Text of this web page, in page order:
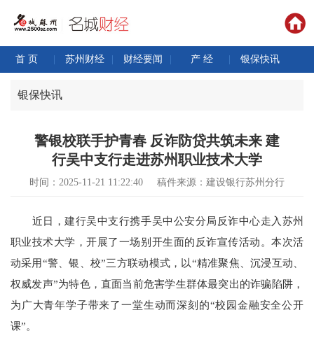
首 页 | 苏州财经 | 财经要闻 | 产 经 | 银保快讯
银保快讯
警银校联手护青春 反诈防贷共筑未来 建
行吴中支行走进苏州职业技术大学
时间：2025-11-21 11:22:40 稿件来源：建设银行苏州分行
近日，建行吴中支行携手吴中公安分局反诈中心走入苏州
职业技术大学，开展了一场别开生面的反诈宣传活动。本次活
动采用“警、银、校”三方联动模式，以“精准聚焦、沉浸互动、
权威发声”为特色，直面当前危害学生群体最突出的诈骗陷阱，
为广大青年学子带来了一堂生动而深刻的“校园金融安全公开
课”。